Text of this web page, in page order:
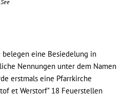
eine Besiedelung in
Nennungen unter dem Namen
erstmals eine Pfarrkirche
et Werstorf" 18 Feuerstellen